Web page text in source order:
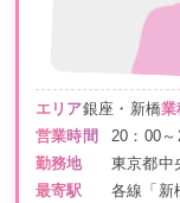
エリア銀座・新橋業
営業時間
20：00
勤務地
東京都
最寄駅
各線「新